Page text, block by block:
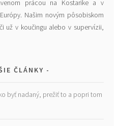
prácou na Kostarike a v
Našim novým pôsobiskom
už v koučingu alebo v supervízii,
ČLÁNKY
byť nadaný, prežiť to a popri tom